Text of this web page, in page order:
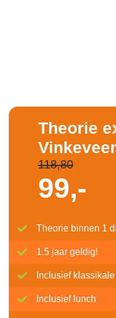
Theorie
118,80
99,-
Theorie binnen 1
1,5 jaar geldig!
Inclusief
Inclusief lunch